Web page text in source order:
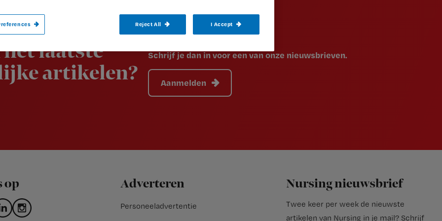
laatste
artikelen?
Schrijf je dan in voor een van onze nieuwsbrieven.
Aanmelden
op Adverteren
Personeeladvertentie
Nursing nieuwsbrief
Twee keer per week de nieuwste
artikelen van Nursing in je mail? Schrijf
Reject All I Accept